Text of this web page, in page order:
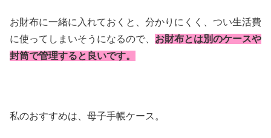
お財布に一緒に入れておくと、分かりにくく、つい生活費
に使ってしまいそうになるので、 お財布とは別のケースや
封筒で管理すると良いです。
私のおすすめは、母子手帳ケース。